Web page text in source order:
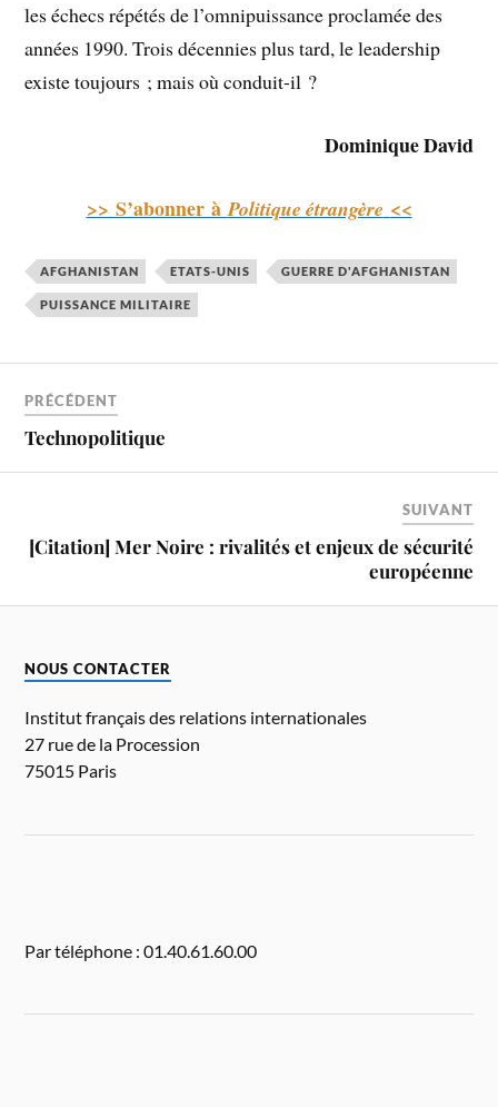
les échecs répétés de l’omnipuissance proclamée des
années 1990. Trois décennies plus tard, le leadership
existe toujours ; mais où conduit-il ?
Dominique David
>> S’abonner àPolitique étrangère <<
AFGHANISTAN ETATS-UNIS GUERRE D'AFGHANISTAN
PUISSANCE MILITAIRE
PRÉCÉDENT
Technopolitique
SUIVANT
[Citation] Mer Noire : rivalités et enjeux de sécurité
européenne
NOUS CONTACTER
Institut français des relations internationales
27 rue de la Procession
75015 Paris
Par téléphone : 01.40.61.60.00